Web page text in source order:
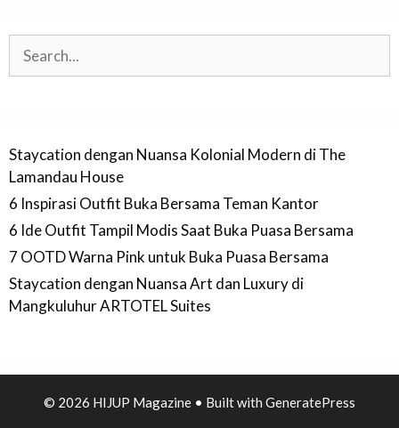
Staycation dengan Nuansa Kolonial Modern di The
Lamandau House
6 Inspirasi Outfit Buka Bersama Teman Kantor
6 Ide Outfit Tampil Modis Saat Buka Puasa Bersama
7 OOTD Warna Pink untuk Buka Puasa Bersama
Staycation dengan Nuansa Art dan Luxury di
Mangkuluhur ARTOTEL Suites
© 2026 HIJUP Magazine • Built with GeneratePress